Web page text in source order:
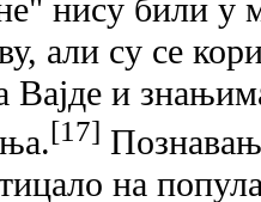
нису били у
али су се
Вајде и
[17]
на